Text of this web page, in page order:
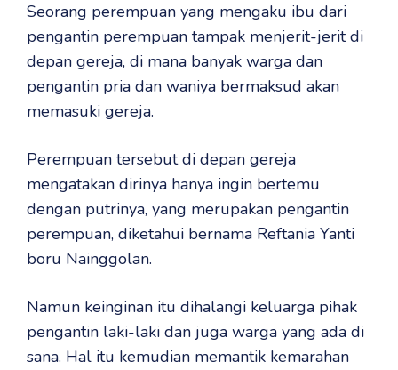
Seorang perempuan yang mengaku ibu dari
pengantin perempuan tampak menjerit-jerit di
depan gereja, di mana banyak warga dan
pengantin pria dan waniya bermaksud akan
memasuki gereja.
Perempuan tersebut di depan gereja
mengatakan dirinya hanya ingin bertemu
dengan putrinya, yang merupakan pengantin
perempuan, diketahui bernama Reftania Yanti
boru Nainggolan.
Namun keinginan itu dihalangi keluarga pihak
pengantin laki-laki dan juga warga yang ada di
sana. Hal itu kemudian memantik kemarahan